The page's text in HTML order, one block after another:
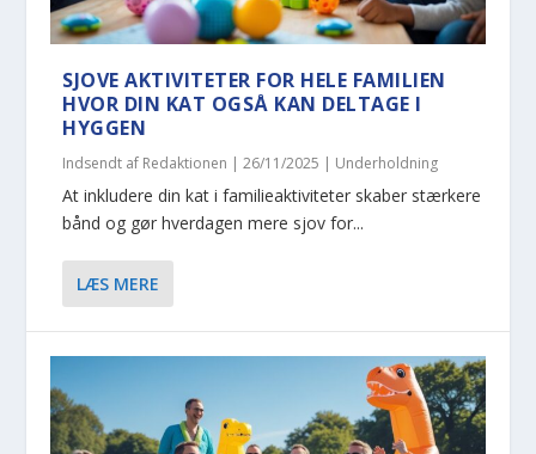
SJOVE AKTIVITETER FOR HELE FAMILIEN
HVOR DIN KAT OGSÅ KAN DELTAGE I
HYGGEN
Indsendt af Redaktionen |26/11/2025 | Underholdning
At inkludere din kat i familieaktiviteter skaber stærkere
bånd og gør hverdagen mere sjov for...
LÆS MERE